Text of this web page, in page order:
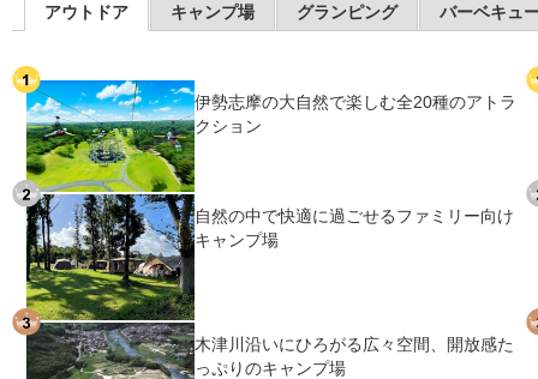
アウトドア キャンプ場 グランピング バーベキュ
伊勢志摩の大自然で楽しむ全20種のアトラ
クション
自然の中で快適に過ごせるファミリー向け
キャンプ場
木津川沿いにひろがる広々空間、開放感た
っぷりのキャンプ場